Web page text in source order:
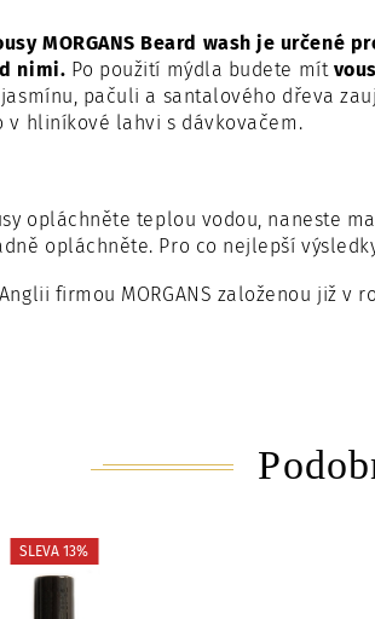
MORGANS Beard wash je určené
nimi. Po použití mýdla budete mít
pačuli a santalového dřeva
v hliníkové lahvi s dávkovačem.
opláchněte teplou vodou, naneste
opláchněte. Pro co nejlepší
firmou MORGANS založenou již v
SLEVA 13%